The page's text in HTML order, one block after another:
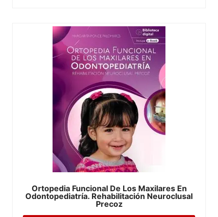
Ortopedia Funcional De Los Maxilares En
Odontopediatría. Rehabilitación Neuroclusal
Precoz